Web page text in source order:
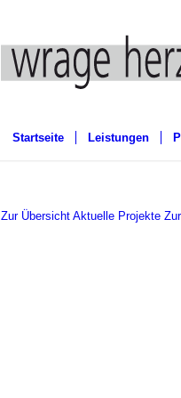
Startseite Leistungen
Zur Übersicht Aktuelle Projekte